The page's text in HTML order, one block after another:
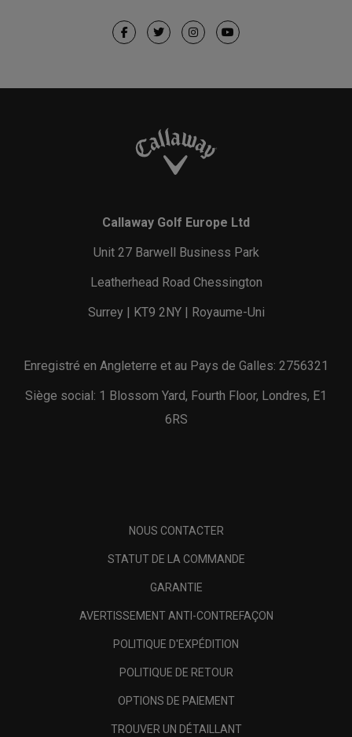
Callaway Golf Europe Ltd
Unit 27 Barwell Business Park
Leatherhead Road Chessington
Surrey | KT9 2NY | Royaume-Uni
Enregistré en Angleterre et au Pays de Galles: 2756321
Siège social: 1 Blossom Yard, Fourth Floor, Londres, E1
6RS
NOUS CONTACTER
STATUT DE LA COMMANDE
GARANTIE
AVERTISSEMENT ANTI-CONTREFAÇON
POLITIQUE D'EXPÉDITION
POLITIQUE DE RETOUR
OPTIONS DE PAIEMENT
TROUVER UN DÉTAILLANT